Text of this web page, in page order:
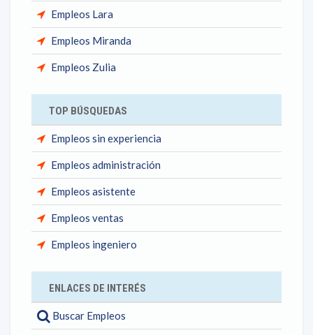
Empleos Lara
Empleos Miranda
Empleos Zulia
TOP BÚSQUEDAS
Empleos sin experiencia
Empleos administración
Empleos asistente
Empleos ventas
Empleos ingeniero
ENLACES DE INTERÉS
Buscar Empleos